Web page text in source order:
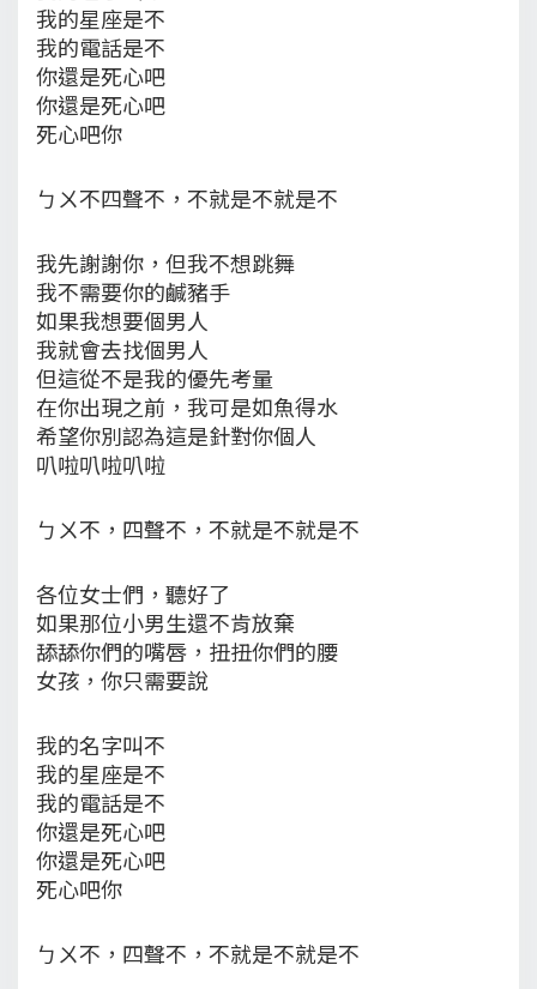
我的星座是不
我的電話是不
你還是死心吧
你還是死心吧
死心吧你
ㄅㄨ不四聲不，不就是不就是不
我先謝謝你，但我不想跳舞
我不需要你的鹹豬手
如果我想要個男人
我就會去找個男人
但這從不是我的優先考量
在你出現之前，我可是如魚得水
希望你別認為這是針對你個人
叭啦叭啦叭啦
ㄅㄨ不，四聲不，不就是不就是不
各位女士們，聽好了
如果那位小男生還不肯放棄
舔舔你們的嘴唇，扭扭你們的腰
女孩，你只需要說
我的名字叫不
我的星座是不
我的電話是不
你還是死心吧
你還是死心吧
死心吧你
ㄅㄨ不，四聲不，不就是不就是不